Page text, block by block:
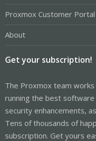
Proxmox Customer Portal
About
Get your subscription!
The Proxmox team
running the best
security enhancements,
Tens of thousands of
subscription. Get yours